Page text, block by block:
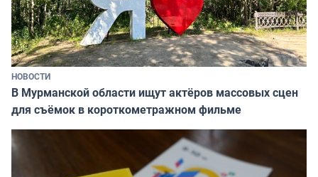
НОВОСТИ
В Мурманской области ищут актёров массовых сцен
для съёмок в короткометражном фильме